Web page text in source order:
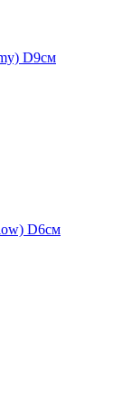
D9см
D6см